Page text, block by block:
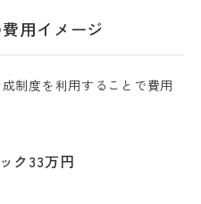
用イメージ
制度を利用することで費用
ク33万円